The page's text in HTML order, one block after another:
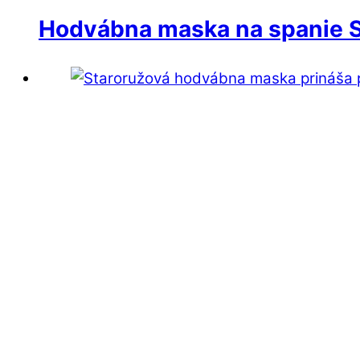
Hodvábna maska na spanie